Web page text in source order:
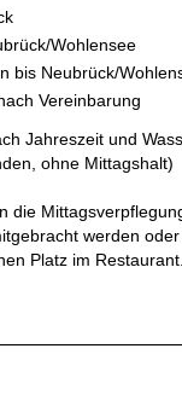
Wohlensee
bis Neubrück/
Vereinbarung
Jahreszeit und
ohne Mittagshalt)
die
werden
Platz im Restaurant.